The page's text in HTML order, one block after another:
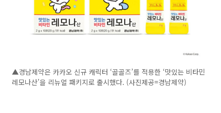
▲경남제약은 카카오 신규 캐릭터 ‘골골즈’를 적용한 ‘맛있는 비타민
레모나산’을 리뉴얼 패키지로 출시했다. (사진제공=경남제약)